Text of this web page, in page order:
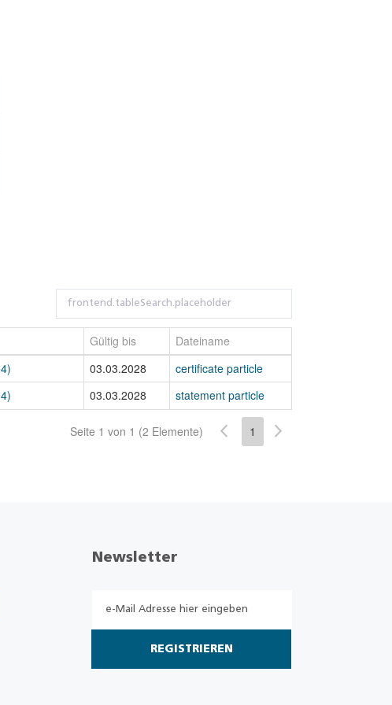
Gültig bis
Dateiname
03.03.2028
certificate particle
03.03.2028 statement particle
Seite 1 von 1 (2 Elemente) 1
Newsletter
REGISTRIEREN